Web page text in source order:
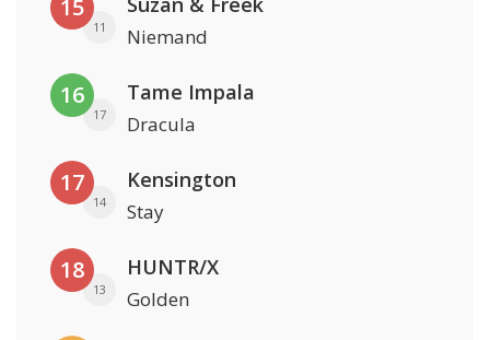
15
11 Niemand
16
17
Tame Impala
Dracula
17
14
Kensington
Stay
18
13
HUNTR/X
Golden